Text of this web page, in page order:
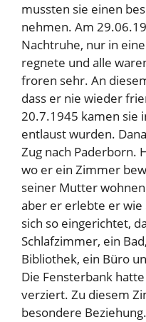
mussten sie einen
nehmen. Am
Nachtruhe, nur in
regnete und alle
froren sehr. An
dass er nie wieder
20.7.1945 kamen sie
entlaust wurden.
Zug nach Paderborn.
wo er ein Zimmer
seiner Mutter
aber er erlebte er wie
sich so eingerichtet,
Schlafzimmer, ein
Bibliothek, ein Büro
Die Fensterbank
verziert. Zu diesem
besondere